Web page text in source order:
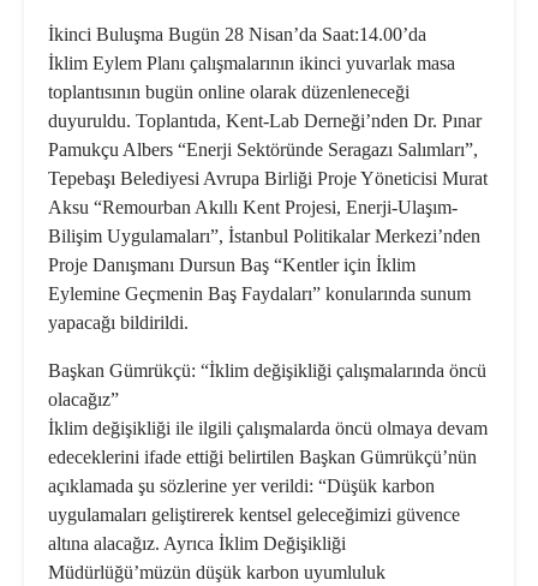
İkinci Buluşma Bugün 28 Nisan’da Saat:14.00’da
İklim Eylem Planı çalışmalarının ikinci yuvarlak masa
toplantısının bugün online olarak düzenleneceği
duyuruldu. Toplantıda, Kent-Lab Derneği’nden Dr. Pınar
Pamukçu Albers “Enerji Sektöründe Seragazı Salımları”,
Tepebaşı Belediyesi Avrupa Birliği Proje Yöneticisi Murat
Aksu “Remourban Akıllı Kent Projesi, Enerji-Ulaşım-
Bilişim Uygulamaları”, İstanbul Politikalar Merkezi’nden
Proje Danışmanı Dursun Baş “Kentler için İklim
Eylemine Geçmenin Baş Faydaları” konularında sunum
yapacağı bildirildi.
Başkan Gümrükçü: “İklim değişikliği çalışmalarında öncü
olacağız”
İklim değişikliği ile ilgili çalışmalarda öncü olmaya devam
edeceklerini ifade ettiği belirtilen Başkan Gümrükçü’nün
açıklamada şu sözlerine yer verildi: “Düşük karbon
uygulamaları geliştirerek kentsel geleceğimizi güvence
altına alacağız. Ayrıca İklim Değişikliği
Müdürlüğü’müzün düşük karbon uyumluluk